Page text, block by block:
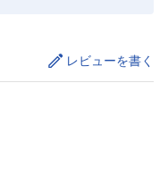
レビューを書く